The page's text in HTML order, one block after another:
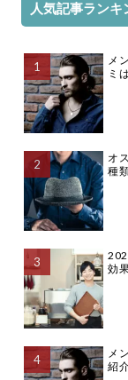
人気記事ランキ
メ
ミ
オ
種
効
メ
紹